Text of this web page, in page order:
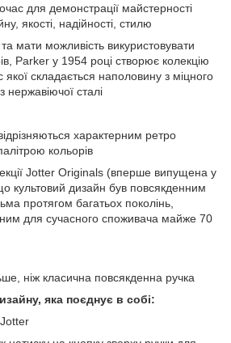
для демонстрації майстерності
якості, надійності, стилю
мати можливість викуристовувати
Parker у 1954 році створює колекцію
складається наполовину з міцного
нержавіючої сталі
характерним ретро
кольорів
Jotter Originals (вперше випущена у
культовий дизайн був повсякденним
протягом багатьох поколінь,
для сучасного споживача майже 70
ніж класична повсякденна ручка
яка поєднує в собі: